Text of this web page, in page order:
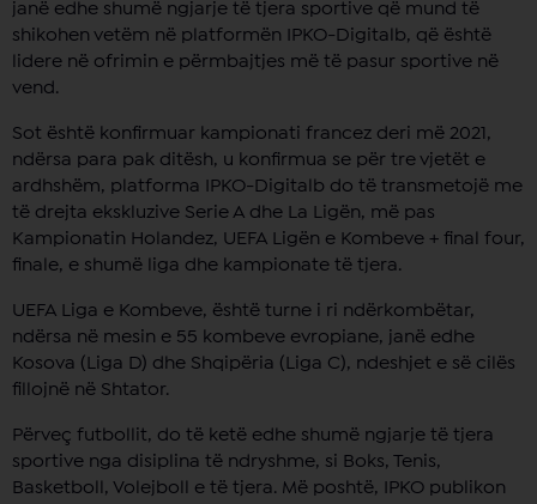
janë edhe shumë ngjarje të tjera sportive që mund të
shikohen vetëm në platformën IPKO-Digitalb, që është
lidere në ofrimin e përmbajtjes më të pasur sportive në
vend.
Sot është konfirmuar kampionati francez deri më 2021,
ndërsa para pak ditësh, u konfirmua se për tre vjetët e
ardhshëm, platforma IPKO-Digitalb do të transmetojë me
të drejta ekskluzive Serie A dhe La Ligën, më pas
Kampionatin Holandez, UEFA Ligën e Kombeve + final four,
finale, e shumë liga dhe kampionate të tjera.
UEFA Liga e Kombeve, është turne i ri ndërkombëtar,
ndërsa në mesin e 55 kombeve evropiane, janë edhe
Kosova (Liga D) dhe Shqipëria (Liga C), ndeshjet e së cilës
fillojnë në Shtator.
Përveç futbollit, do të ketë edhe shumë ngjarje të tjera
sportive nga disiplina të ndryshme, si Boks, Tenis,
Basketboll, Volejboll e të tjera. Më poshtë, IPKO publikon